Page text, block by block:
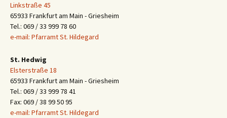
Linkstraße 45
65933 Frankfurt am Main - Griesheim
Tel.: 069 / 33 999 78 60
e-mail: Pfarramt St. Hildegard
St. Hedwig
Elsterstraße 18
65933 Frankfurt am Main - Griesheim
Tel.: 069 / 33 999 78 41
Fax: 069 / 38 99 50 95
e-mail: Pfarramt St. Hildegard